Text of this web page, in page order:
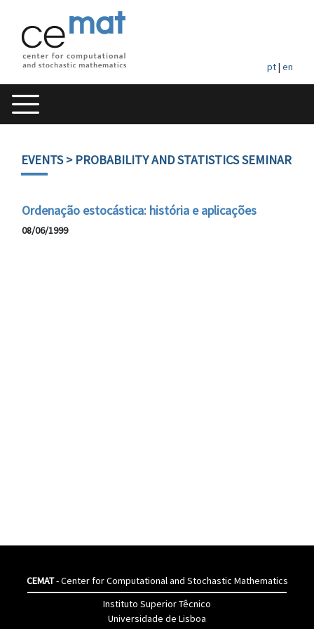
pt| en
EVENTS> PROBABILITY AND STATISTICS SEMINAR
Ordenação estocástica: história e aplicações
08/06/1999
CEMAT- Center for Computational and Stochastic Mathematics
Instituto Superior Têcnico
Universidade de Lisboa